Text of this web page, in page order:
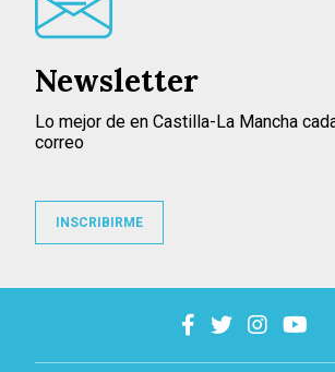
Newsletter
Lo mejor de en Castilla-La Mancha
correo
INSCRIBIRME